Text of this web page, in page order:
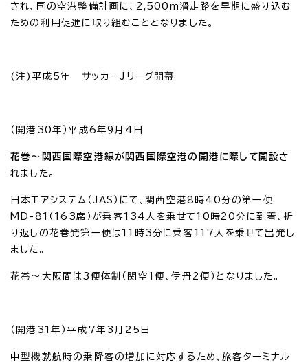
され、国の空港整備計画に、2,500m滑走路を早期に盛り込む
ための利用促進に取り組むこととなりました。
(注)平成5年 サッカーJリーグ開幕
（開港30年）平成6年9月4日
花巻～関西国際空港線が関西国際空港の開港に際して開設さ
れました。
日本エアシステム（JAS）にて、関西空港8時40分の第一便
MD-81（163席）が乗客134人を乗せて10時20分に到着、折
り返しの花巻発第一便は11時3分に乗客117人を乗せて出発し
ました。
花巻～大阪間は3便体制（関空1便、伊丹2便）となりました。
（開港31年）平成7年3月25日
中型機就航時の乗降客の増加に対応するため、旅客ターミナル